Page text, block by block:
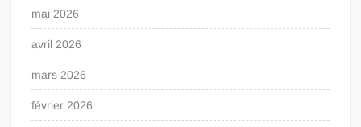
mai 2026
avril 2026
mars 2026
février 2026